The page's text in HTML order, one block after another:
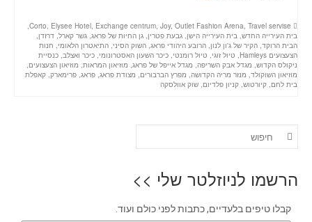
Corto, Elysee Hotel, Exchange centrum, Joy, Outlet Fashion Arena, Travel servise
,
בית העירייה החדש, בית העירייה הישן, גבעת פטרין, גן החיות של פראג, גשר קארל, דרזדן,
הבית הרוקד, הקיר של ג'ון לנון, הרובע היהודי פראג, השוק הסיני, התיאטרון הלאומי, חנות
הצעצועים Hamleys
, טיול זוגי, טיול רומנטי, כיכר השעון האסטרונומי, כיכר ואצלב, כנסיית
ניקולס הקדוש, מגדל אבק השריפה, מגדל אייפל של פראג, מוזיאון המראות, מוזיאון הצעצועים,
מוזיאון השוקולד, מנזר מריה הקדושה, מפרץ הברבורים, מצודת פראג, פראג, פרימארק, קאפלת
בית לחם, קיורטוש, קניון פלדיום, שוק אוולסקה
הרשמו לניוזלטר שלי >>
קבלו טיפים בלעדיים, כתבות לפני כולם ועוד.